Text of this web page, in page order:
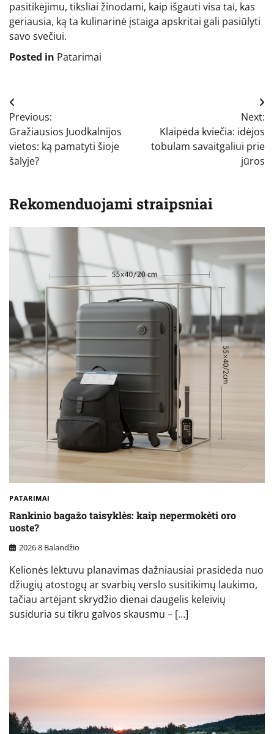
pasitikėjimu, tiksliai žinodami, kaip išgauti visa tai, kas
geriausia, ką ta kulinarinė įstaiga apskritai gali pasiūlyti
savo svečiui.
Posted in Patarimai
Navigacija
tarp
įrašų
Previous:
Gražiausios Juodkalnijos
vietos: ką pamatyti šioje
šalyje?
Next:
Klaipėda kviečia: idėjos
tobulam savaitgaliui prie
jūros
Rekomenduojami straipsniai
PATARIMAI
Rankinio bagažo taisyklės: kaip nepermokėti oro
uoste?
2026 8 Balandžio
Kelionės lėktuvu planavimas dažniausiai prasideda nuo
džiugių atostogų ar svarbių verslo susitikimų laukimo,
tačiau artėjant skrydžio dienai daugelis keleivių
susiduria su tikru galvos skausmu – […]